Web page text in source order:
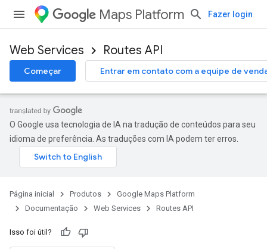
Maps Platform Fazer login
Web Services Routes API
Começar Entrar em contato com a equipe de
O Google usa tecnologia de IA na tradução de conteúdos para seu
idioma de preferência. As traduções com IA podem ter erros.
Página inicial Produtos
Google Maps Platform
Documentação
Web Services Routes API
Isso foi útil?